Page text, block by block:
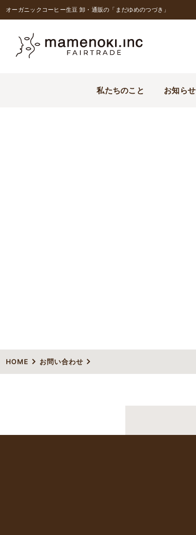
オーガニックコーヒー生豆 卸・通販の「まだゆめのつづき」
私たちのこと お知らせ
HOME お問い合わせ